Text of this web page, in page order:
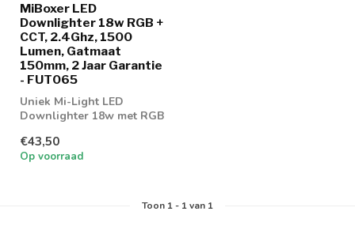
MiBoxer LED
Downlighter 18w RGB +
CCT, 2.4Ghz, 1500
Lumen, Gatmaat
150mm, 2 Jaar Garantie
- FUT065
Uniek Mi-Light LED
Downlighter 18w met RGB
€43,50
Op voorraad
Toon 1- 1van 1